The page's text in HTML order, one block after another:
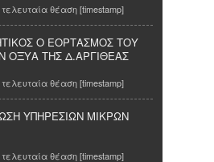
θέαση [timestamp]
Ο ΕΟΡΤΑΣΜΟΣ ΤΟΥ
ΟΞΥΑ ΤΗΣ Δ.ΑΡΓΙΘΕΑΣ
θέαση [timestamp]
ΥΠΗΡΕΣΙΩΝ ΜΙΚΡΩΝ
θέαση [timestamp]